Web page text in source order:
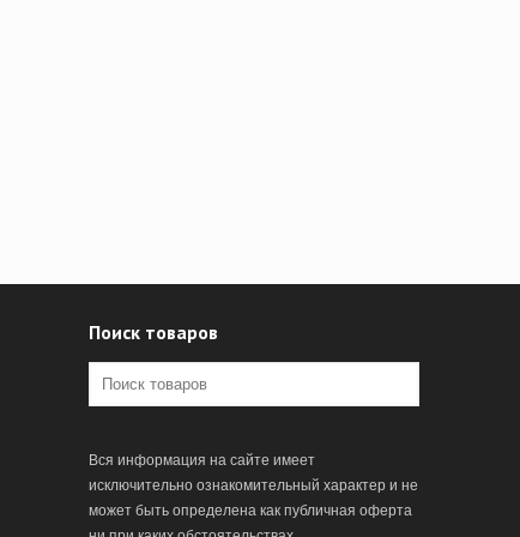
Поиск товаров
Вся информация на сайте имеет
исключительно ознакомительный характер и не
может быть определена как публичная оферта